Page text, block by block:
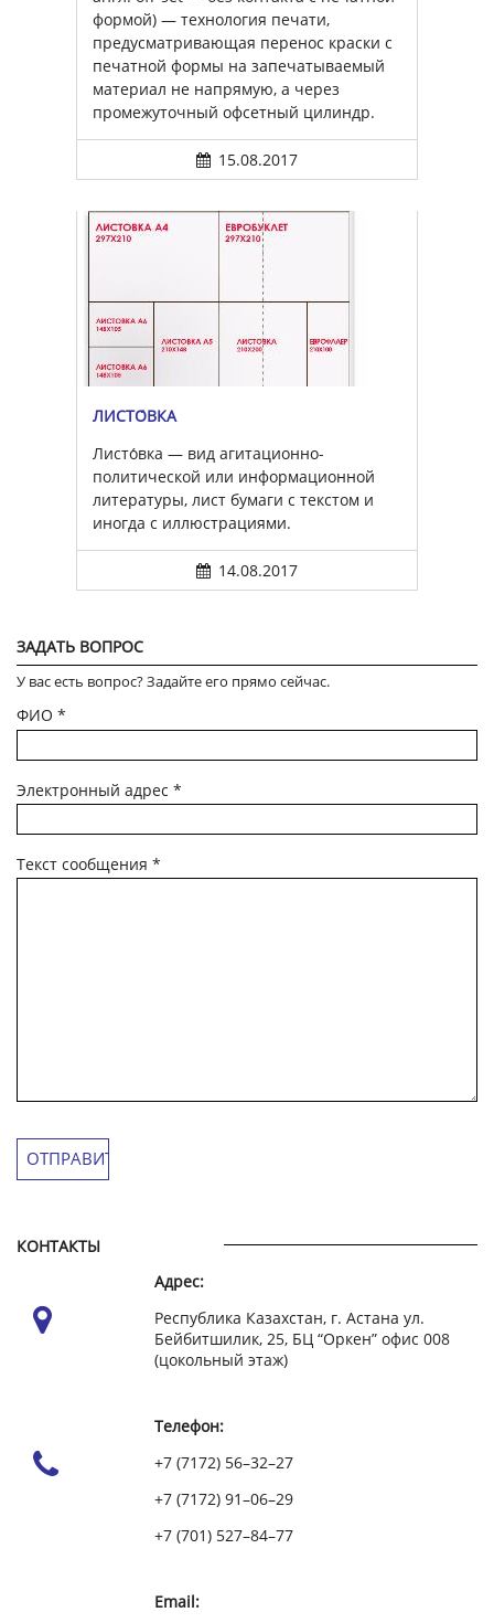
формой) — технология печати,
предусматривающая перенос краски с
печатной формы на запечатываемый
материал не напрямую, а через
промежуточный офсетный цилиндр.
15.08.2017
ЛИСТО́ВКА
Листо́вка — вид агитационно-
политической или информационной
литературы, лист бумаги с текстом и
иногда с иллюстрациями.
14.08.2017
ЗАДАТЬ ВОПРОС
У вас есть вопрос? Задайте его прямо сейчас.
ФИО *
Электронный адрес *
Текст сообщения *
КОНТАКТЫ
Адрес:
Республика Казахстан, г. Астана ул.
Бейбитшилик, 25, БЦ “Оркен” офис 008
(цокольный этаж)
Телефон:
+7 (7172) 56–32–27
+7 (7172) 91–06–29
+7 (701) 527–84–77
Email: